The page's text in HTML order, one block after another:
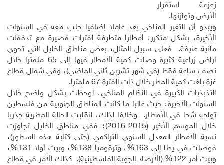
زعزعة استقرار
الأرض وتوازنها.
ويبدو أن التغير المناخي يعد عاملا إضافيا جلب معه في السنوات
الأخيرة، بشكل متكرر، أمطارا متطرفة لفترات قصيرة مع تدفقات
مائية عنيفة. فعلى سبيل المثال، بعض مناطق الخليل التي تحوي
أراض زراعية كثيرة وصلت كمية الأمطار فيها إلى 65 ملمترا خلال
نصف ساعة فقط (في شهر تشرين ثاني الماضي)، وفي شمال قطاع
غزة بلغت كمية المطر خلال ذات الفترة 67 ملمترا.
التذبذبات الكبيرة في النظام المناخي، لوحظت بشكل واضح خلال
السنوات الأخيرة؛ حيث غالبا ما كانت المناطق الجنوبية من فلسطين
تواجه شحا في الأمطار. وخلافا لذلك، انقلبت الحالة المطرية جذريا
خلال الموسم الأخير (2015-2016)؛ ففي مناطق الخليل تجاوزت
نسبة الأمطار المعدل السنوي التراكمي (حتى كتابة هذه السطور)،
فوصلت في يطا إلى 163%، وترقوميا 138%، وبيت أولا 131%،
وبيت أمر 122% (الأرصاد الجوية الفلسطينية). كذلك الأمر في قطاع